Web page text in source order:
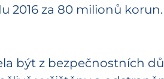
2016 za 80 milionů korun.
být z bezpečnostních